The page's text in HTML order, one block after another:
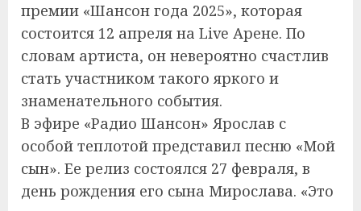
премии «Шансон года 2025», которая
состоится 12 апреля на Live Арене. По
словам артиста, он невероятно счастлив
стать участником такого яркого и
знаменательного события.
В эфире «Радио Шансон» Ярослав с
особой теплотой представил песню «Мой
сын». Ее релиз состоялся 27 февраля, в
день рождения его сына Мирослава. «Это